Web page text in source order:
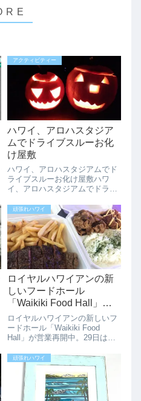
アクティビティー
ハワイ、アロハスタジア
ムでドライブスルーお化
け屋敷
ハワイ、アロハスタジアムでド
ライブスルーお化け屋敷ハワ
イ、アロハスタジアムでドライ
れます。地元の非営利団体（カ
ネオヘのHabilitat）が主催して
くれるこのドライブスルー形式
のお化け屋敷は、屋外で6つの
恐ろしい...
頑張れハワイ
ロイヤルハワイアンの新
しいフードホール
「Waikiki Food Hall」が
営業再開中。29日は肉の
日のお得なメニューあり
ます。
ロイヤルハワイアンの新しいフ
ードホール「Waikiki Food
Hall」が営業再開中。29日は肉
す。ワイキキのロイヤルハワイ
アンに2020年3月7日（土）にオ
ープンしたばかりの「Waikiki
Food Hal...
頑張れハワイ